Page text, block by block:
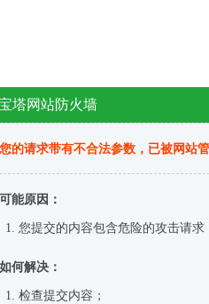
塔网站防火墙
您的请求带有不合法参数，已被网站
可能原因：
您提交的内容包含危险的攻击请求
如何解决：
检查提交内容；